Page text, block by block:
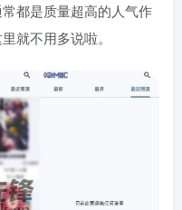
都是质量超高的人气作
就不用多说啦。